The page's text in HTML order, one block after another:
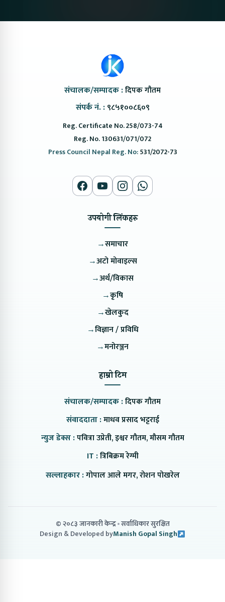
संचालक/सम्पादक :दिपक गौतम
संपर्क नं. : ९८५१००८६०९
Reg. Certificate No. 258/073-74
Reg. No. 130631/071/072
Press Council Nepal Reg. No:531/2072-73
उपयोगी लिंकहरु
→समाचार
→अटो मोवाइल्स
→अर्थ/विकास
→कृषि
→खेलकुद
→विज्ञान / प्रविधि
→मनोरञ्जन
हाम्रो टिम
संचालक/सम्पादक :दिपक गौतम
संवाददाता :माधव प्रसाद भट्टराई
न्युज डेक्स :पवित्रा उप्रेती, इश्वर गौतम, मौसम गौतम
IT :त्रिबिक्रम रेग्मी
सल्लाहकार :गोपाल आले मगर, रोशन पोखरेल
© २०८३ जानकारी केन्द्र सर्वाधिकार सुरक्षित
Design & Developed byManish Gopal Singh